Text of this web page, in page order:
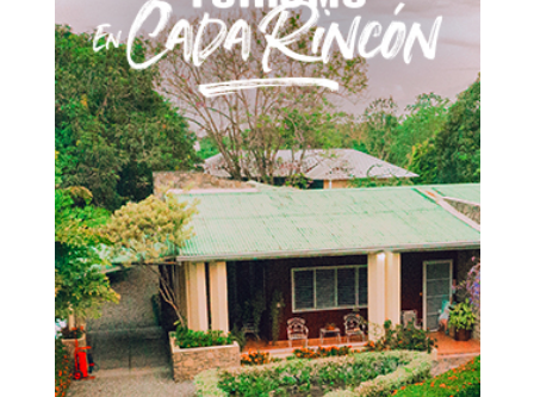
Don't miss
out!
Sing up for our newsletter
to stay in the loop.